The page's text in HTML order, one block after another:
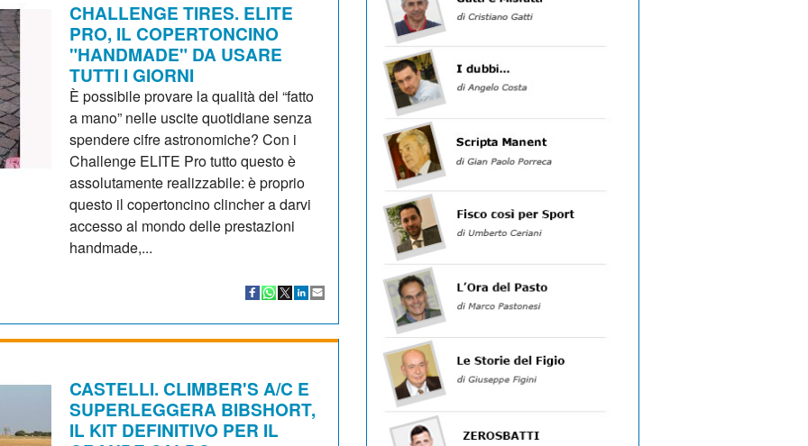
CHALLENGE TIRES. ELITE
PRO, IL COPERTONCINO
"HANDMADE" DA USARE
TUTTI I GIORNI
È possibile provare la qualità del “fatto
a mano” nelle uscite quotidiane senza
spendere cifre astronomiche? Con i
Challenge ELITE Pro tutto questo è
assolutamente realizzabile: è proprio
questo il copertoncino clincher a darvi
accesso al mondo delle prestazioni
handmade,...
CASTELLI. CLIMBER'S A/C E
SUPERLEGGERA BIBSHORT,
IL KIT DEFINITIVO PER IL